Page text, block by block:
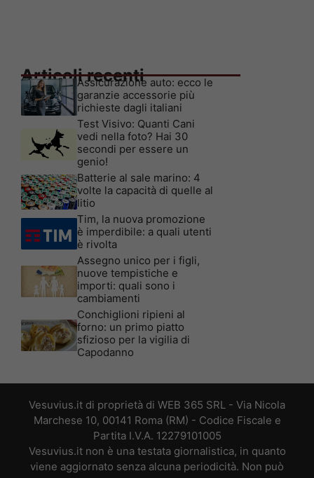
Articoli recenti
Assicurazione auto: ecco le
garanzie accessorie più
richieste dagli italiani
Test Visivo: Quanti Cani
vedi nella foto? Hai 30
secondi per essere un
genio!
Batterie al sale marino: 4
volte la capacità di quelle al
litio
Tim, la nuova promozione
è imperdibile: a quali utenti
è rivolta
Assegno unico per i figli,
nuove tempistiche e
importi: quali sono i
cambiamenti
Conchiglioni ripieni al
forno: un primo piatto
sfizioso per la vigilia di
Capodanno
Vesuvius.it di proprietà di WEB 365 SRL - Via Nicola
Marchese 10, 00141 Roma (RM) - Codice Fiscale e
Partita I.V.A. 12279101005
Vesuvius.it non è una testata giornalistica, in quanto
viene aggiornato senza alcuna periodicità. Non può